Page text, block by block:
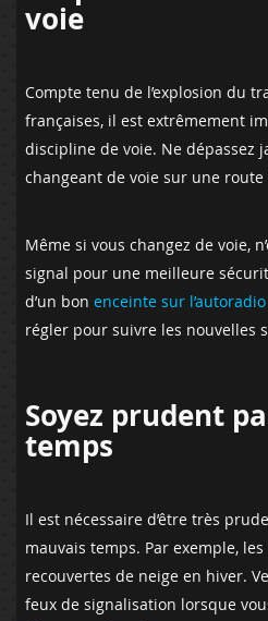
voie
Compte tenu de l’explosion du
françaises, il est extrêmement
discipline de voie. Ne dépassez
changeant de voie sur une
Même si vous changez de voie,
signal pour une meilleure
d’un bon enceinte sur
régler pour suivre les nouvelles
Soyez prudent
temps
Il est nécessaire d’être très
mauvais temps. Par exemple,
recouvertes de neige en hiver.
feux de signalisation lorsque